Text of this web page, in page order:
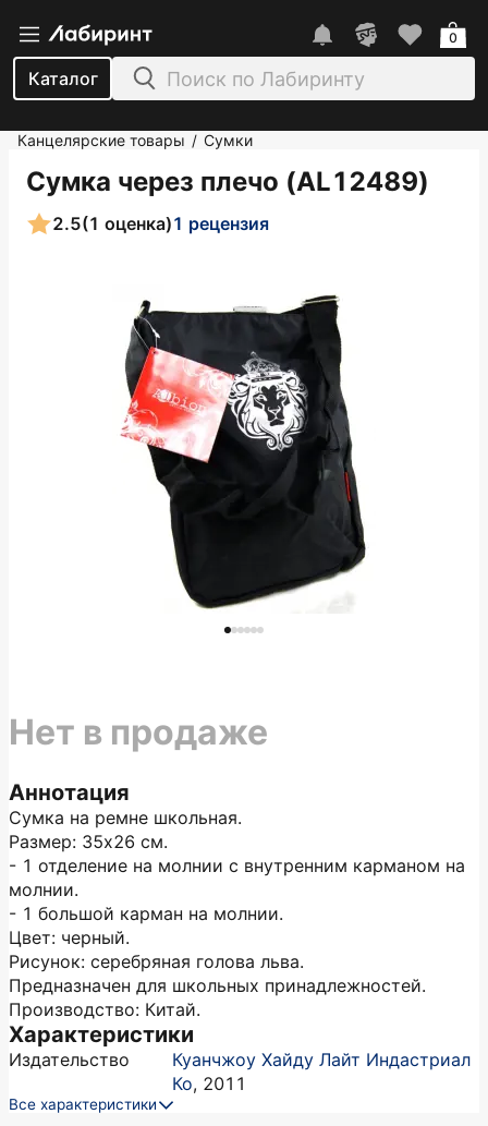
Каталог
0
Канцелярские товары / Сумки
Сумка через плечо (AL12489)
2.5(1 оценка)1 рецензия
Аннотация
Сумка на ремне школьная.
Размер: 35х26 см.
- 1 отделение на молнии с внутренним карманом на
молнии.
- 1 большой карман на молнии.
Цвет: черный.
Рисунок: серебряная голова льва.
Предназначен для школьных принадлежностей.
Производство: Китай.
Характеристики
Издательство
Куанчжоу Хайду Лайт Индастриал
Ко, 2011
Все характеристики
Нет в продаже